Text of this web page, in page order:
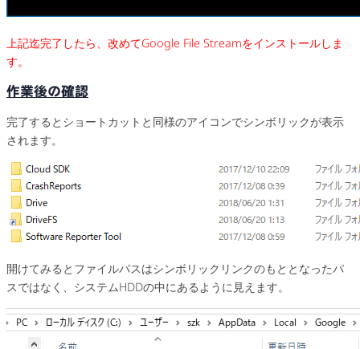
上記迄完了したら、改めてGoogle File Streamをインストールしま
す。
作業後の確認
完了するとショートカットと同様のアイコンでシンボリックが表示
されます。
開けてみるとファイルパスはシンボリックリンクのもととなったパ
スではなく、システムHDDの中にあるように見えます。